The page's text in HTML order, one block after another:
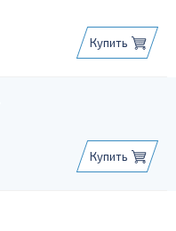
Купить
Купить